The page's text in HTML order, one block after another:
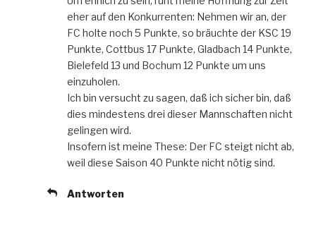
eher auf den Konkurrenten: Nehmen wir an, der
FC holte noch 5 Punkte, so bräuchte der KSC 19
Punkte, Cottbus 17 Punkte, Gladbach 14 Punkte,
Bielefeld 13 und Bochum 12 Punkte um uns
einzuholen.
Ich bin versucht zu sagen, daß ich sicher bin, daß
dies mindestens drei dieser Mannschaften nicht
gelingen wird.
Insofern ist meine These: Der FC steigt nicht ab,
weil diese Saison 40 Punkte nicht nötig sind.
Antworten